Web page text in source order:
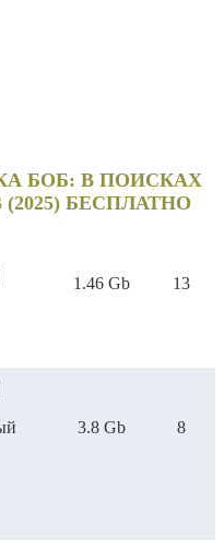
БОБ: В ПОИСКАХ
БЕСПЛАТНО
1.46 Gb 13
3.8 Gb 8